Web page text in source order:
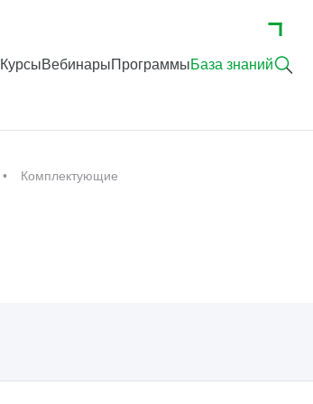
КурсыВебинарыПрограммыБаза знаний
Комплектующие